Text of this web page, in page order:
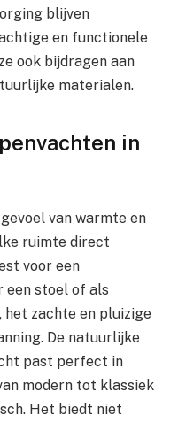
blijven
en functionele
ook bijdragen aan
materialen.
in
van warmte en
ruimte direct
voor een
een stoel of als
zachte en pluizige
De natuurlijke
past perfect in
modern tot klassiek
Het biedt niet